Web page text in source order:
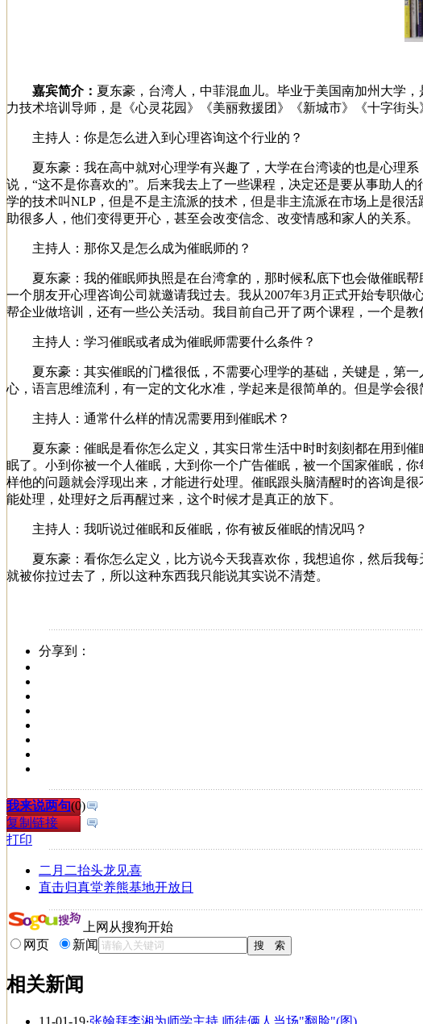
嘉宾简介： 夏东豪，台湾人，中菲混血儿。毕业于美国南加州大学
力技术培训导师，是《心灵花园》《美丽救援团》《新城市》《十字街头
主持人：你是怎么进入到心理咨询这个行业的？
夏东豪：我在高中就对心理学有兴趣了，大学在台湾读的也是心理系
说，“这不是你喜欢的”。后来我去上了一些课程，决定还是要从事助人
学的技术叫NLP，但是不是主流派的技术，但是非主流派在市场上是很
助很多人，他们变得更开心，甚至会改变信念、改变情感和家人的关系。
主持人：那你又是怎么成为催眠师的？
夏东豪：我的催眠师执照是在台湾拿的，那时候私底下也会做催眠帮
一个朋友开心理咨询公司就邀请我过去。我从2007年3月正式开始专职
帮企业做培训，还有一些公关活动。我目前自己开了两个课程，一个是
主持人：学习催眠或者成为催眠师需要什么条件？
夏东豪：其实催眠的门槛很低，不需要心理学的基础，关键是，第一
心，语言思维流利，有一定的文化水准，学起来是很简单的。但是学会
主持人：通常什么样的情况需要用到催眠术？
夏东豪：催眠是看你怎么定义，其实日常生活中时时刻刻都在用到催
眠了。小到你被一个人催眠，大到你一个广告催眠，被一个国家催眠，
样他的问题就会浮现出来，才能进行处理。催眠跟头脑清醒时的咨询是
能处理，处理好之后再醒过来，这个时候才是真正的放下。
主持人：我听说过催眠和反催眠，你有被反催眠的情况吗？
夏东豪：看你怎么定义，比方说今天我喜欢你，我想追你，然后我每
就被你拉过去了，所以这种东西我只能说其实说不清楚。
分享到：
我来说两句(0)
复制链接
打印
二月二抬头龙见喜
直击归真堂养熊基地开放日
上网从搜狗开始
网页
新闻
相关新闻
11-01-19·张翰拜李湘为师学主持 师徒俩人当场"翻脸"(图)